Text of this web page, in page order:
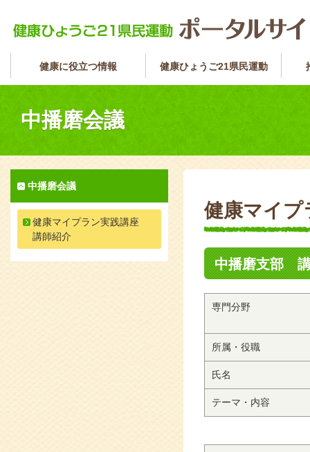
健康に役立つ情報 健康ひょうご21県民運動
中播磨会議
健康マイ
中播磨支部
専門分野
所属・役職
氏名
テーマ・内容
中播磨会議
健康マイプラン実践講座
講師紹介